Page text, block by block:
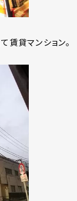
貸マンション。